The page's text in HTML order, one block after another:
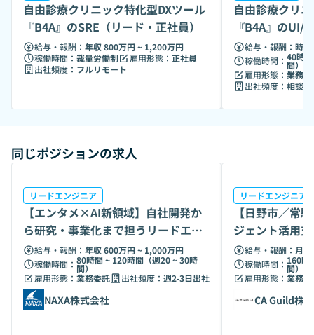
自由診療クリニック特化型DXツール
『B4A』のSRE（リード・正社員）
給与・報酬： 年収 800万円 ~ 1,200万円
稼働時間： 裁量労働制 雇用形態： 正社員
出社頻度： フルリモート
自由診療クリ
『B4A』のUI/
転職）
給与・報酬： 時
稼働時間： 40時
間）
雇用形態： 業務
出社頻度： 相談
同じポジションの求人
リードエンジニア
【エンタメ×AI新領域】自社開発か
ら研究・事業化まで担うリードエン
ジニア募集
給与・報酬： 年収 600万円 ~ 1,000万円
稼働時間： 80時間 ~ 120時間（週20 ~ 30時
間）
雇用形態： 業務委託 出社頻度： 週2-3日出社
NAXA株式会社
リードエンジニア
【日野市／常
ジェント活用
給与・報酬： 月
稼働時間： 160時
間）
雇用形態： 業務委
CA Guild株